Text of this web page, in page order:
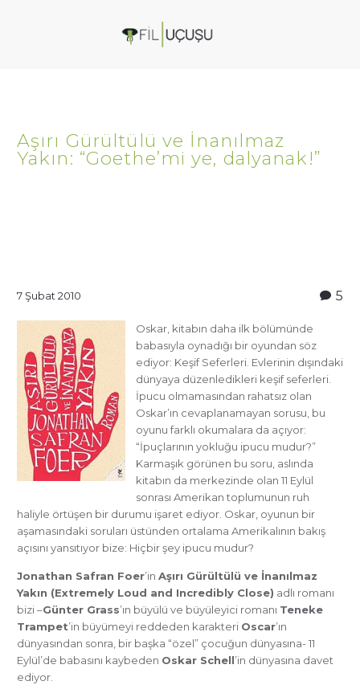
Aşırı Gürültülü ve İnanılmaz
Yakın: “Goethe’mi ye, dalyanak!”
5
7 Şubat 2010
Oskar, kitabın daha ilk bölümünde
babasıyla oynadığı bir oyundan söz
ediyor: Keşif Seferleri. Evlerinin dışındaki
dünyaya düzenledikleri keşif seferleri.
İpucu olmamasından rahatsız olan
Oskar’ın cevaplanamayan sorusu, bu
oyunu farklı okumalara da açıyor:
“İpuçlarının yokluğu ipucu mudur?”
Karmaşık görünen bu soru, aslında
kitabın da merkezinde olan 11 Eylül
sonrası Amerikan toplumunun ruh
haliyle örtüşen bir durumu işaret ediyor. Oskar, oyunun bir
aşamasındaki soruları üstünden ortalama Amerikalının bakış
açısını yansıtıyor bize: Hiçbir şey ipucu mudur?
Jonathan Safran Foer’in Aşırı Gürültülü ve İnanılmaz
Yakın (Extremely Loud and Incredibly Close) adlı romanı
bizi –Günter Grass’ın büyülü ve büyüleyici romanı Teneke
Trampet’in büyümeyi reddeden karakteri Oscar’ın
dünyasından sonra, bir başka “özel” çocuğun dünyasına- 11
Eylül’de babasını kaybeden Oskar Schell’in dünyasına davet
ediyor.